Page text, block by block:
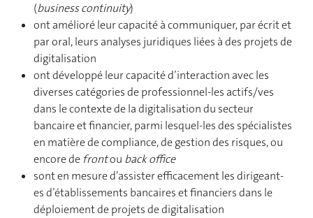
(business continuity)
ont amélioré leur capacité à communiquer, par écrit et
par oral, leurs analyses juridiques liées à des projets de
digitalisation
ont développé leur capacité d’interaction avec les
diverses catégories de professionnel-les actifs/ves
dans le contexte de la digitalisation du secteur
bancaire et financier, parmi lesquel-les des spécialistes
en matière de compliance, de gestion des risques, ou
encore de frontou back office
sont en mesure d’assister efficacement les dirigeant-
es d’établissements bancaires et financiers dans le
déploiement de projets de digitalisation